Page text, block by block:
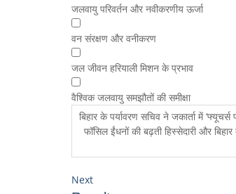
जलवायु परिवर्तन और नवीकरणीय ऊर्जा
वन संरक्षण और वनीकरण
जल जीवन हरियाली मिशन के प्रभाव
वैश्विक जलवायु समझौतों की समीक्षा
बिहार के पर्यावरण सचिव ने जकार्ता में
फॉसिल ईंधनों की बढ़ती हिस्सेदारी और
Next